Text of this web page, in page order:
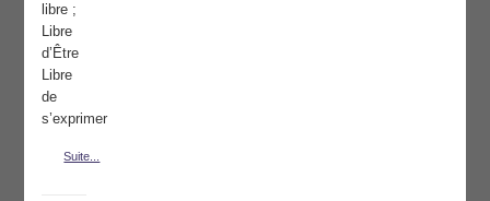
libre ;
Libre
d’Être
Libre
de
s’exprimer
Suite...